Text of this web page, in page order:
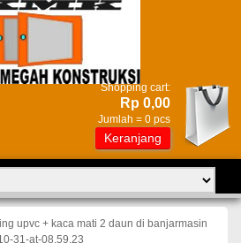
Shopping cart:
Rp 0,00
Jumlah = 0 pcs
Keranjang
upvc + kaca mati 2 daun di banjarmasin
31-at-08.59.23